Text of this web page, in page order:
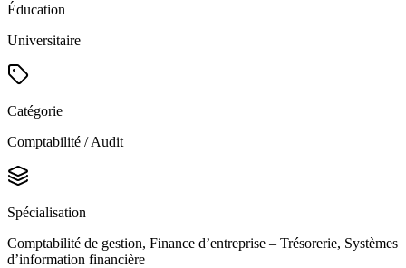
Éducation
Universitaire
Catégorie
Comptabilité / Audit
Spécialisation
Comptabilité de gestion, Finance d’entreprise – Trésorerie, Systèmes
d’information financière